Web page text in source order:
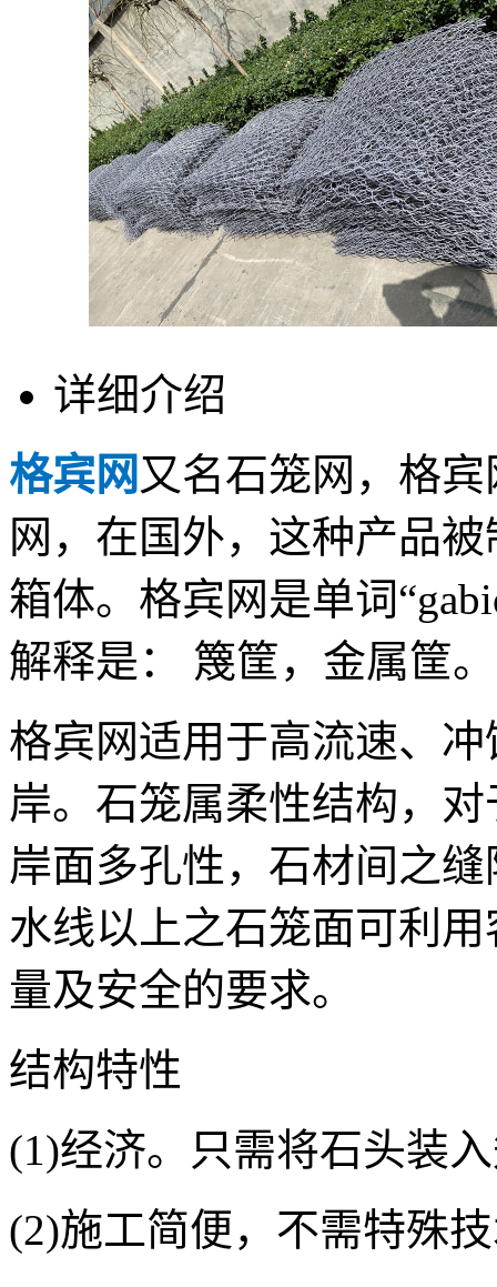
详细介绍
格宾网 又名石笼网，格
网，在国外，这种产品
箱体。格宾网是单词
解释是： 篾筐，金属筐。
格宾网适用于高流速、
岸。石笼属柔性结构，
岸面多孔性，石材间之
水线以上之石笼面可利
量及安全的要求。
结构特性
(1)经济。只需将石头装
(2)施工简便，不需特殊